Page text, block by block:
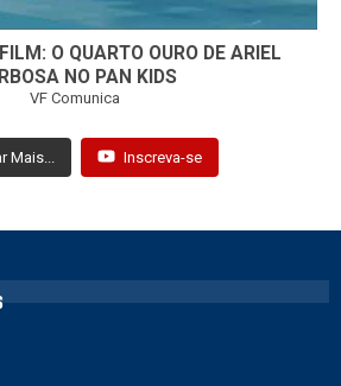
O QUARTO OURO DE ARIEL
NO PAN KIDS
VF Comunica
Mais... Inscreva-se